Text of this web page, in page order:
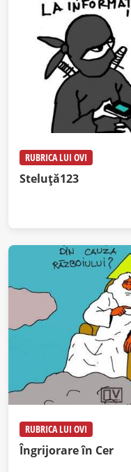
RUBRICA LUI OVI
Steluţă123
RUBRICA LUI OVI
Îngrijorare în Cer